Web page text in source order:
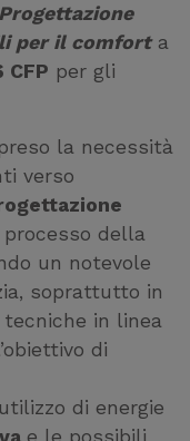
Progettazione
per il comforta
CFP per gli
la necessità
verso
della
un notevole
soprattutto in
in linea
di
di energie
e le possibili